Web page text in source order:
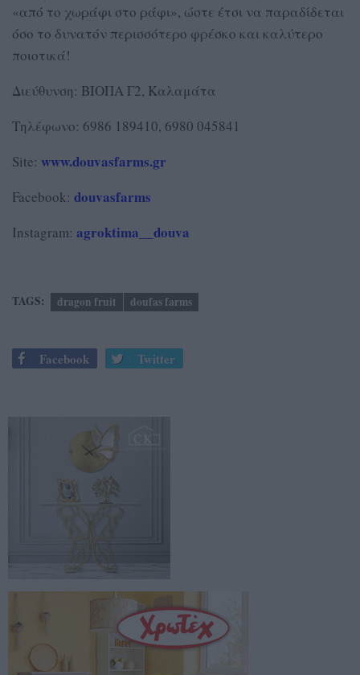
«από το χωράφι στο ράφι», ώστε έτσι να παραδίδεται
όσο το δυνατόν περισσότερο φρέσκο και καλύτερο
ποιοτικά!
Διεύθυνση: ΒΙΟΠΑ Γ2, Καλαμάτα
Τηλέφωνο: 6986 189410, 6980 045841
Site: www.douvasfarms.gr
Facebook: douvasfarms
Instagram: agroktima__douva
TAGS: dragon fruit doufas farms
Facebook Twitter